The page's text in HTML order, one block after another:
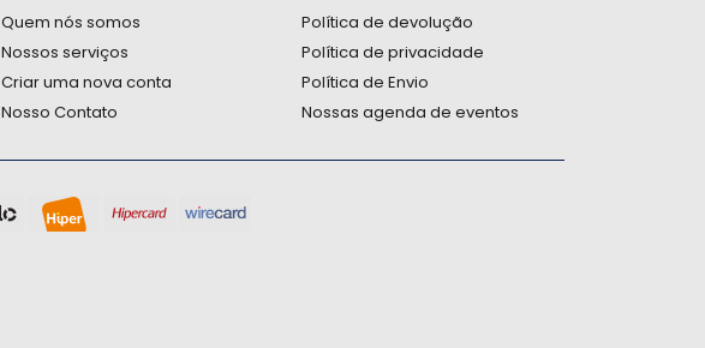
Quem nós somos
Nossos serviços
Criar uma nova conta
Nosso Contato
Política de devolução
Política de privacidade
Política de Envio
Nossas agenda de eventos